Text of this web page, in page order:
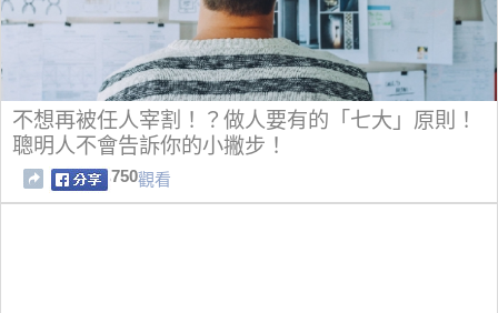
不想再被任人宰割！？做人要有的「七大」原則！
聰明人不會告訴你的小撇步！
750觀看